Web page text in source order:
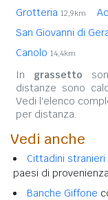
Grotteria 12,9km
San Giovanni di
Canolo 14,4km
In grassetto
distanze sono
Vedi l'elenco
per distanza.
Vedi anche
Cittadini stranieri
paesi di
Banche Giffone